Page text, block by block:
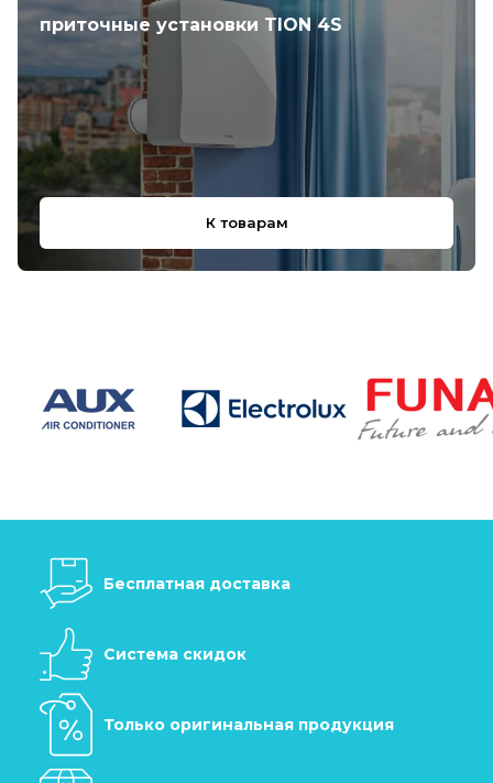
приточные установки TION 4S
К товарам
Бесплатная доставка
Система скидок
Только оригинальная продукция